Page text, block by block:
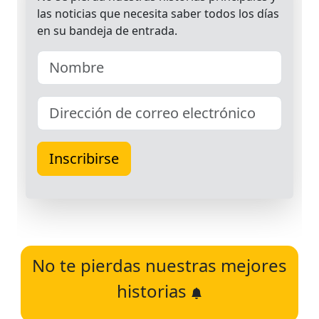
No te pierdas nuestras mejores
historias